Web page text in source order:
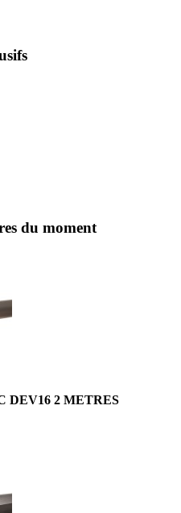
du moment
DEV16 2 METRES